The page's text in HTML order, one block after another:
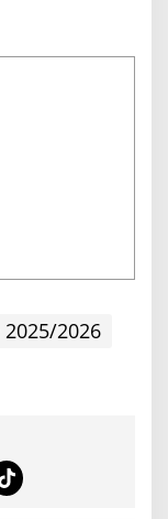
2025/2026